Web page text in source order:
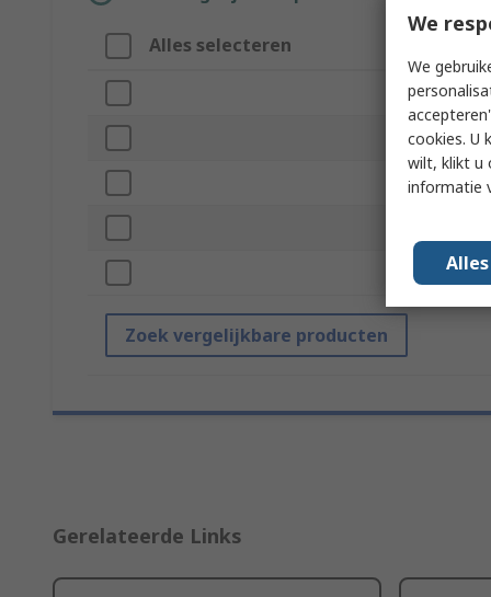
Alles selecteren
Merk
Product Type
Sub Type
Standards/
Zoek vergelijkbare producten
Gerelateerde Links
We
We
cookies. U
wilt, klikt u
informatie